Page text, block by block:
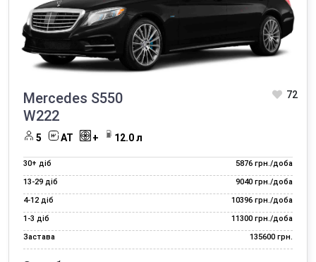
Mercedes S550
W222
72
5 AT + 12.0 л
30+ діб
5876 грн./доба
13‑29 діб
9040 грн./доба
4‑12 діб
10396 грн./доба
1‑3 діб
11300 грн./доба
Застава
135600 грн.